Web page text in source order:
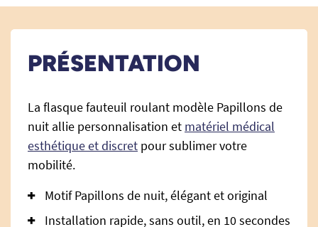
PRÉSENTATION
La flasque fauteuil roulant modèle Papillons de
nuit allie personnalisation et matériel médical
esthétique et discret pour sublimer votre
mobilité.
Motif Papillons de nuit, élégant et original
Installation rapide, sans outil, en 10 secondes